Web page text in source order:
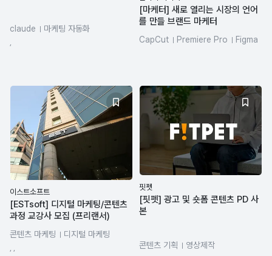
claude
마케팅 자동화
[마케터] 새로 열리는 시장의 언어
를 만들 브랜드 마케터
CapCut Premiere Pro
Figma
이스트소프트
[ESTsoft] 디지털 마케팅/콘텐츠
과정 교강사 모집 (프리랜서)
콘텐츠 마케팅
디지털 마케팅
핏펫
[핏펫] 광고 및 숏폼 콘텐츠 PD 사
본
콘텐츠 기획
영상제작